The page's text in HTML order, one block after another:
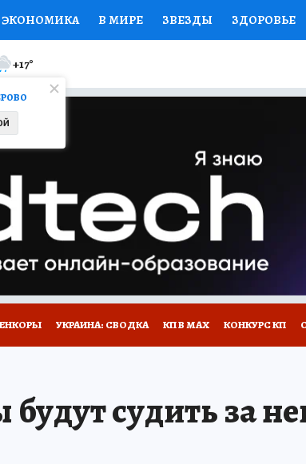
ЭКОНОМИКА В МИРЕ ЗВЕЗДЫ ЗДОРОВЬЕ
Я ЗНАЮ СЕМЬЯ ЖЕНСКИЕ СЕКРЕТЫ
РАБОТА У НАС ГИД ПОТРЕБИТЕЛЯ
+17°
УКРАИНА: СВОДКА КП В МАХ КОНКУРС КП
судить за